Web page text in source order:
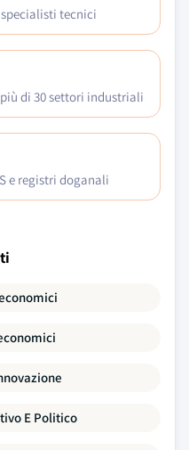
tecnici
di 30 settori industriali
e registri doganali
E Politico